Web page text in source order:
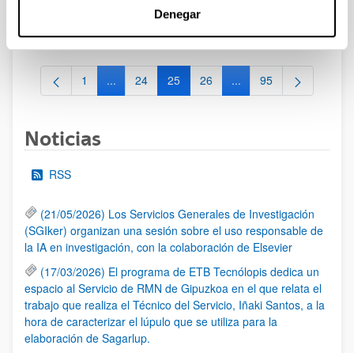
Denegar
Página
1 ...Páginas intermedias Use TAB para desplazarse.
Página
24 Página
25 Página
26 ...Páginas intermedias
Página
95
Noticias
RSS
(21/05/2026) Los Servicios Generales de Investigación
(SGIker) organizan una sesión sobre el uso responsable de
la IA en investigación, con la colaboración de Elsevier
(17/03/2026) El programa de ETB Tecnólopis dedica un
espacio al Servicio de RMN de Gipuzkoa en el que relata el
trabajo que realiza el Técnico del Servicio, Iñaki Santos, a la
hora de caracterizar el lúpulo que se utiliza para la
elaboración de Sagarlup.